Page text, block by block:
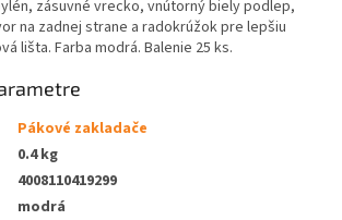
zásuvné vrecko, vnútorný biely podlep,
na zadnej strane a radokrúžok pre lepšiu
lišta. Farba modrá. Balenie 25 ks.
Pákové zakladače
0.4 kg
4008110419299
modrá